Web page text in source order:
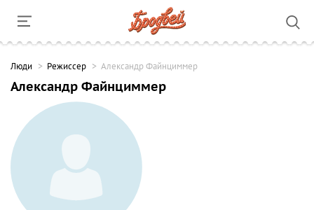
Люди Режиссер Александр Файнциммер
Александр Файнциммер